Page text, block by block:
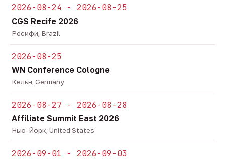
2026-08-24 - 2026-08-25
CGS Recife 2026
Ресифи, Brazil
2026-08-25
WN Conference Cologne
Кёльн, Germany
2026-08-27 - 2026-08-28
Affiliate Summit East 2026
Нью-Йорк, United States
2026-09-01 - 2026-09-03